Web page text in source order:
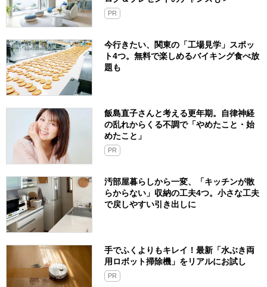
PR
今行きたい、関東の「工場見学」スポッ
ト4つ。無料で楽しめるバイキング食べ放
題も
飯島直子さんと考える更年期。自律神経
の乱れからくる不調で「やめたこと・始
めたこと」
PR
汚部屋暮らしから一変、「キッチンが散
らからない」収納の工夫4つ。小さな工夫
で戻しやすい引き出しに
手でふくよりもキレイ！最新「水ぶき両
用ロボット掃除機」をリアルにお試し
PR